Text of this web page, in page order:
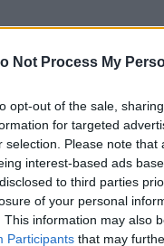
Not Process My
opt-out of the sale,
for targeted
selection. Please note
interest-based ads
to third parties
of your personal
This information may also
Participants that may
megvan a maga
több az autó az
vagy akár az
szerint nem
rá. A közlekedési
mentális